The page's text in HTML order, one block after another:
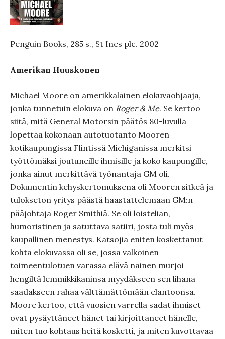
Penguin Books, 285 s., St Ines plc. 2002
Amerikan Huuskonen
Michael Moore on amerikkalainen elokuvaohjaaja,
jonka tunnetuin elokuva on Roger & Me. Se kertoo
siitä, mitä General Motorsin päätös 80-luvulla
lopettaa kokonaan autotuotanto Mooren
kotikaupungissa Flintissä Michiganissa merkitsi
työttömäksi joutuneille ihmisille ja koko kaupungille,
jonka ainut merkittävä työnantaja GM oli.
Dokumentin kehyskertomuksena oli Mooren sitkeä ja
tulokseton yritys päästä haastattelemaan GM:n
pääjohtaja Roger Smithiä. Se oli loistelian,
humoristinen ja satuttava satiiri, josta tuli myös
kaupallinen menestys. Katsojia eniten koskettanut
kohta elokuvassa oli se, jossa valkoinen
toimeentulotuen varassa elävä nainen murjoi
hengiltä lemmikkikaninsa myydäkseen sen lihana
saadakseen rahaa välttämättömään elantoonsa.
Moore kertoo, että vuosien varrella sadat ihmiset
ovat pysäyttäneet hänet tai kirjoittaneet hänelle,
miten tuo kohtaus heitä kosketti, ja miten kuvottavaa